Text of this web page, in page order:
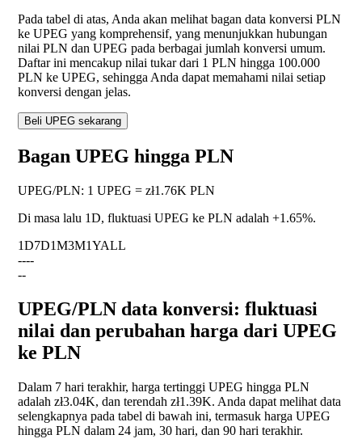
Pada tabel di atas, Anda akan melihat bagan data konversi PLN
ke UPEG yang komprehensif, yang menunjukkan hubungan
nilai PLN dan UPEG pada berbagai jumlah konversi umum.
Daftar ini mencakup nilai tukar dari 1 PLN hingga 100.000
PLN ke UPEG, sehingga Anda dapat memahami nilai setiap
konversi dengan jelas.
Beli UPEG sekarang
Bagan UPEG hingga PLN
UPEG/PLN: 1 UPEG = zł1.76K PLN
Di masa lalu 1D, fluktuasi UPEG ke PLN adalah +1.65%.
1D7D1M3M1YALL
----
--
UPEG/PLN data konversi: fluktuasi
nilai dan perubahan harga dari UPEG
ke PLN
Dalam 7 hari terakhir, harga tertinggi UPEG hingga PLN
adalah zł3.04K, dan terendah zł1.39K. Anda dapat melihat data
selengkapnya pada tabel di bawah ini, termasuk harga UPEG
hingga PLN dalam 24 jam, 30 hari, dan 90 hari terakhir.